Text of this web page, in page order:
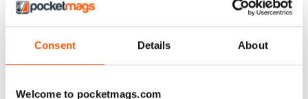
Consent Details About
Welcome to pocketmags.com
be having. The content & additional videos are worth it
alone however, downloading & reopening the
magazine on my ipad2 has been a problem... It has
froze & failed to download on two separate occasions.
An email to pocketmag quickly resolved the issue. A
future 5star set up im sure once these minor issues